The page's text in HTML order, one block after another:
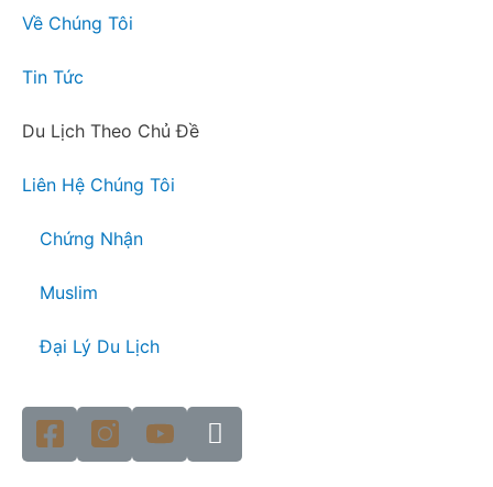
Về Chúng Tôi
Tin Tức
Du Lịch Theo Chủ Đề
Liên Hệ Chúng Tôi
Chứng Nhận
Muslim
Đại Lý Du Lịch